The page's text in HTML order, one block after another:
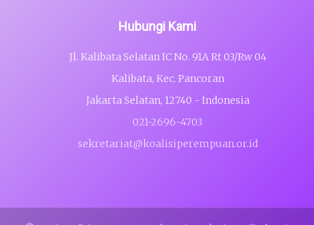
Hubungi Kami
Jl. Kalibata Selatan IC No. 91A Rt 03/Rw 04
Kalibata, Kec. Pancoran
Jakarta Selatan, 12740 - Indonesia
021-2696-4703
sekretariat@koalisiperempuan.or.id